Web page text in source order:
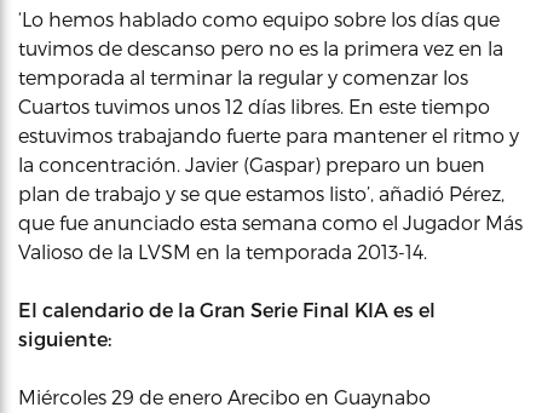
‘Lo hemos hablado como equipo sobre los días que
tuvimos de descanso pero no es la primera vez en la
temporada al terminar la regular y comenzar los
Cuartos tuvimos unos 12 días libres. En este tiempo
estuvimos trabajando fuerte para mantener el ritmo y
la concentración. Javier (Gaspar) preparo un buen
plan de trabajo y se que estamos listo’, añadió Pérez,
que fue anunciado esta semana como el Jugador Más
Valioso de la LVSM en la temporada 2013-14.
El calendario de la Gran Serie Final KIA es el
siguiente:
Miércoles 29 de enero Arecibo en Guaynabo